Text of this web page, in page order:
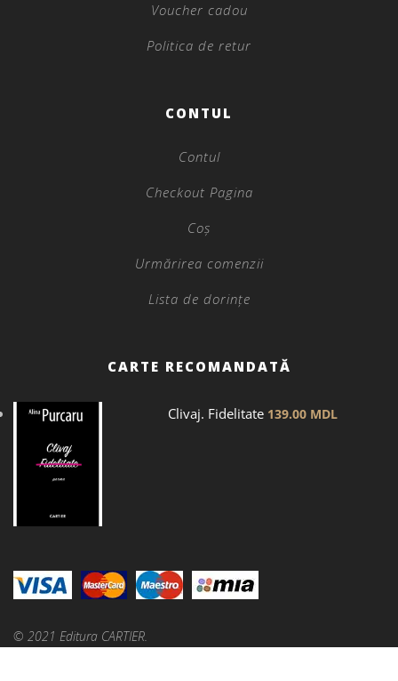
Voucher cadou
Politica de retur
CONTUL
Contul
Checkout Pagina
Coș
Urmărirea comenzii
Lista de dorințe
CARTE RECOMANDATĂ
Clivaj. Fidelitate 139.00 MDL
© 2021 Editura CARTIER.